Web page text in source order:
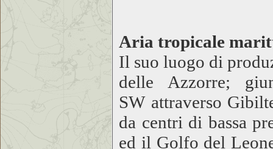
Aria tropicale
Il suo luogo di
delle Azzorre;
SW attraverso
da centri di bassa
ed il Golfo del